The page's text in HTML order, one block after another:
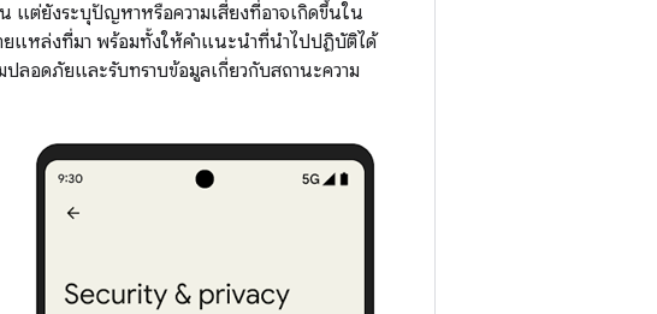
แต่ยังระบุปัญหาหรือความเสี่ยงที่อาจเกิดขึ้นใน
แหล่งที่มา พร้อมทั้งให้คำแนะนำที่นำไปปฏิบัติได้
ลอดภัยและรับทราบข้อมูลเกี่ยวกับสถานะความ